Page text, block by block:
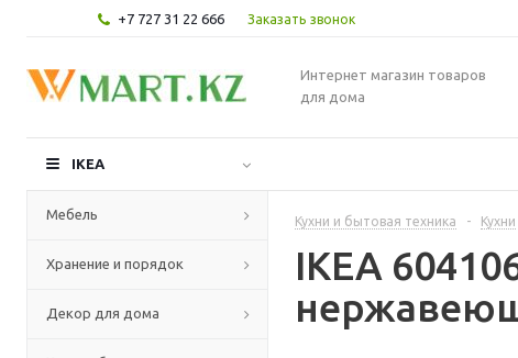
+7 727 31 22 666 Заказать звонок
Интернет магазин товаров
для дома
IKEA
Мебель
Хранение и порядок
Декор для дома
Кухни и бытовая техника - Кухни
IKEA